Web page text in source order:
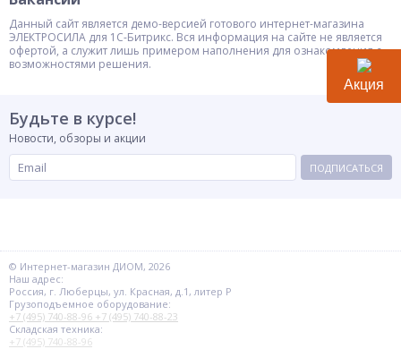
Данный сайт является демо-версией готового интернет-магазина
ЭЛЕКТРОСИЛА для 1С-Битрикс. Вся информация на сайте не является
офертой, а служит лишь примером наполнения для ознакомления с
возможностями решения.
Будьте в курсе!
Новости, обзоры и акции
ПОДПИСАТЬСЯ
© Интернет-магазин ДИОМ, 2026
Наш адрес:
Россия, г. Люберцы, ул. Красная, д.1, литер Р
Грузоподъемное оборудование:
+7 (495) 740-88-96 +7 (495) 740-88-23
Складская техника:
+7 (495) 740-88-96
Акция